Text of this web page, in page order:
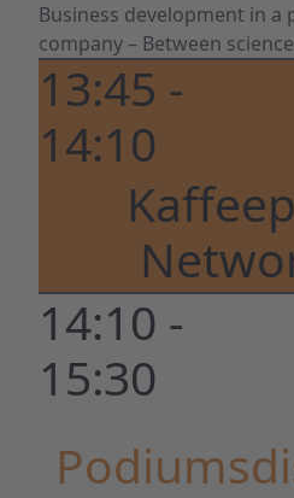
Business development in
company – Between
13:45 -
14:10
14:10 -
15:30